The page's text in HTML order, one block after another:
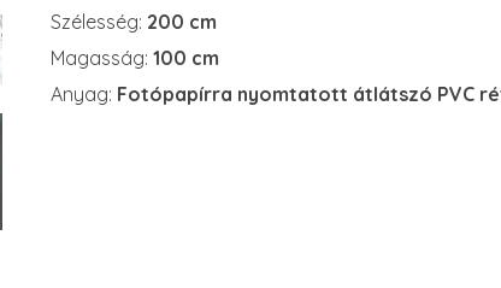
Szélesség: 200 cm
Magasság: 100 cm
Anyag: Fotópapírra nyomtatott átlátszó PVC